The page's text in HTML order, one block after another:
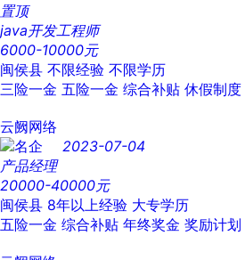
置顶
java开发工程师
6000-10000元
闽侯县 不限经验 不限学历
三险一金 五险一金 综合补贴 休假制度
云阙网络
2023-07-04
产品经理
20000-40000元
闽侯县 8年以上经验 大专学历
五险一金 综合补贴 年终奖金 奖励计划